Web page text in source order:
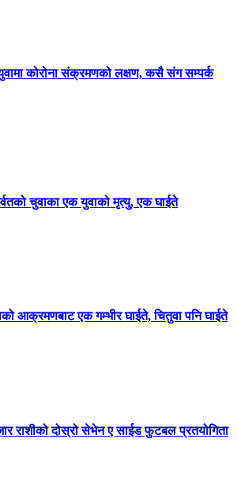
कोरोना संक्रमणको लक्षण, कसै संग सम्पर्क
चुवाका एक युवाको मृत्यु, एक घाईते
आक्रमणबाट एक गम्भीर घाईते, चितुवा पनि घाईते
राशीको दोस्रो सेभेन ए साईड फुटबल प्रतयोगिता